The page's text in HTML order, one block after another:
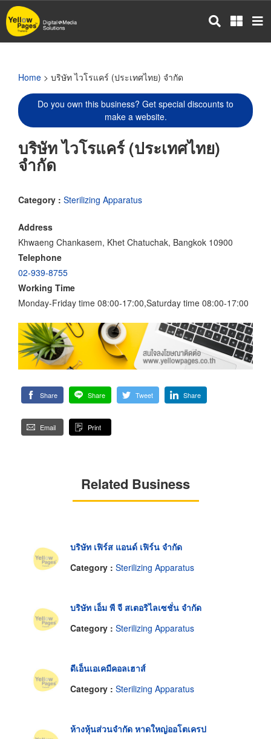
Skip
to
main
Home > บริษัท ไวโรแคร์ (ประเทศไทย) จำกัด
Do you own this business? Get special discounts to
make a website.
บริษัท ไวโรแคร์ (ประเทศไทย)
จำกัด
Category : Sterilizing Apparatus
Address
Khwaeng Chankasem, Khet Chatuchak, Bangkok 10900
Telephone
02-939-8755
Working Time
Monday-Friday time 08:00-17:00,Saturday time 08:00-17:00
Share Share Tweet Share
Email Print
Related Business
บริษัท เฟิร์ส แอนด์ เฟิร์น จำกัด
Category : Sterilizing Apparatus
บริษัท เอ็ม พี จี สเตอริไลเซชั่น จำกัด
Category : Sterilizing Apparatus
ดีเอ็นเอเคมีคอลเฮาส์
Category : Sterilizing Apparatus
ห้างหุ้นส่วนจำกัด หาดใหญ่ออโตเครป